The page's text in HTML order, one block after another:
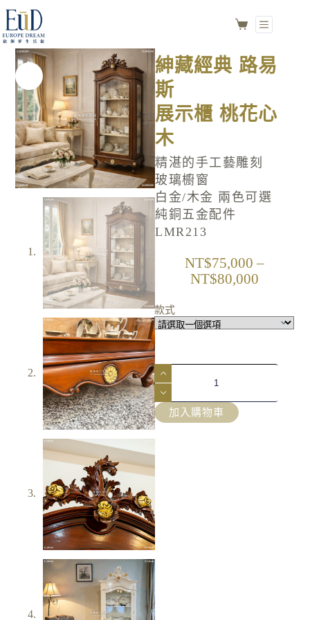
展示櫃 桃花心木
紳藏經典 路易
斯
展示櫃 桃花心
木
精湛的手工藝雕刻
玻璃櫥窗
白金/木金 兩色可選
純銅五金配件
LMR213
NT$75,000 –
NT$80,000
款式
加入購物車